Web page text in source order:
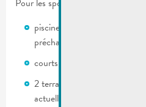
Pour les sportifs:
piscine en plein air aux
préchauffée
courts de tennis au parc Brill
2 terrains de football dont un
actuellement